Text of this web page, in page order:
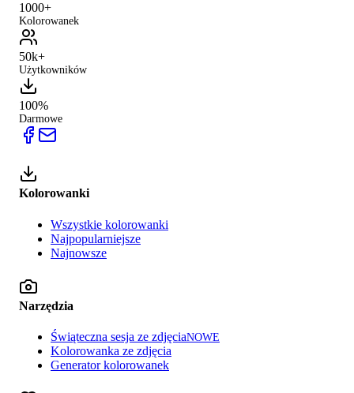
1000+
Kolorowanek
50k+
Użytkowników
100%
Darmowe
Kolorowanki
Wszystkie kolorowanki
Najpopularniejsze
Najnowsze
Narzędzia
Świąteczna sesja ze zdjęciaNOWE
Kolorowanka ze zdjęcia
Generator kolorowanek